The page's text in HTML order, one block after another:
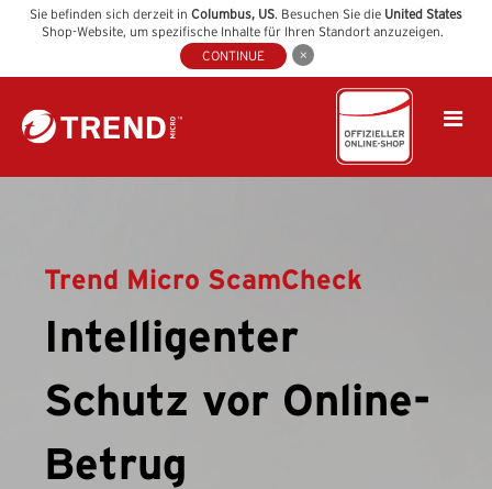
Sie befinden sich derzeit in Columbus, US. Besuchen Sie die United States
Shop-Website, um spezifische Inhalte für Ihren Standort anzuzeigen.
CONTINUE
Trend Micro ScamCheck
Intelligenter
Schutz vor Online-
Betrug